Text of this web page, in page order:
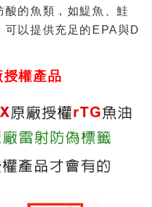
的魚類，如鯷魚、鮭
可以提供充足的EPA與D
權產品